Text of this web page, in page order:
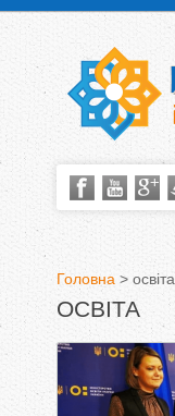
В
и
є
Головна > освіта
ОСВІТА